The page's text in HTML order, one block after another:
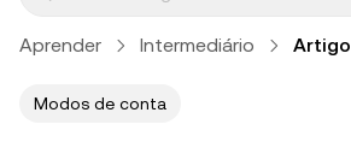
Aprender Intermediário Artigo
Modos de conta